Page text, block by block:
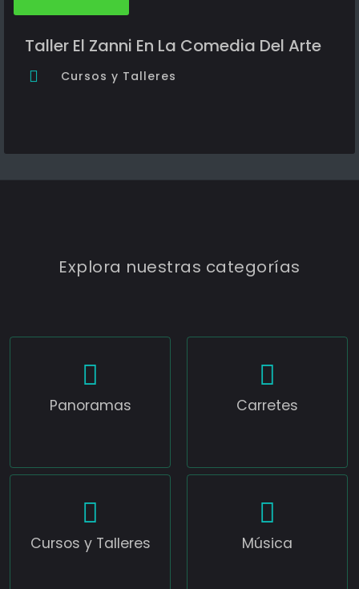
Taller El Zanni En La Comedia Del Arte
Cursos y Talleres
Explora nuestras categorías
Panoramas Carretes
Cursos y Talleres Música